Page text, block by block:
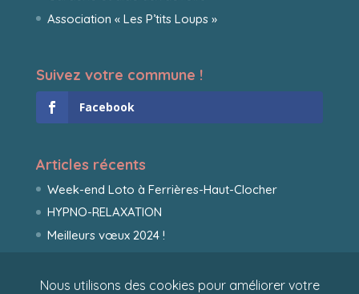
Association « Les P’tits Loups »
Suivez votre commune !
Facebook
Articles récents
Week-end Loto à Ferrières-Haut-Clocher
HYPNO-RELAXATION
Meilleurs vœux 2024 !